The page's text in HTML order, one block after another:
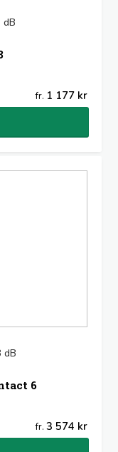
dB
fr. 1 177 kr
dB
6
fr. 3 574 kr